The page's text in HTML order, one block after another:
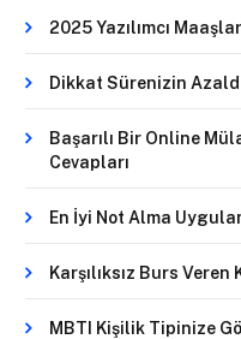
2025 Yazılımcı
Dikkat Sürenizin
Başarılı Bir Online
Cevapları
En İyi Not Alma
Karşılıksız Burs
MBTI Kişilik Tipinize